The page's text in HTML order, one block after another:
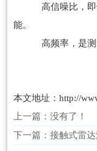
高信噪比，即使
能。
高频率，是测量
本文地址：http://
上一篇：没有了！
下一篇： 接触式雷